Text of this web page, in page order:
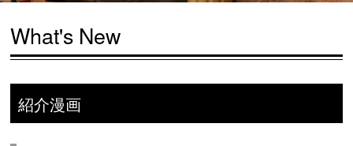
What's New
紹介漫画